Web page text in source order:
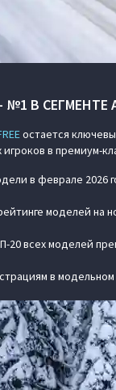
№1 В СЕГМЕНТЕ
остается
в премиум-
в феврале 2026
моделей на
20 всех моделей
в